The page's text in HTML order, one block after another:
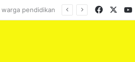
Facebook